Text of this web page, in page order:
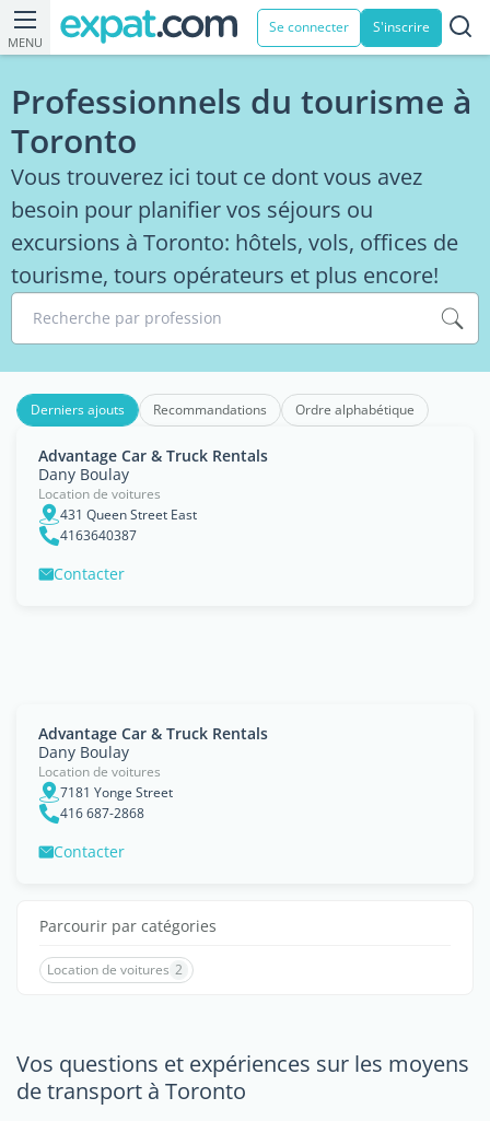
MENU
Se connecter S'inscrire
Professionnels du tourisme à
Toronto
Vous trouverez ici tout ce dont vous avez
besoin pour planifier vos séjours ou
excursions à Toronto: hôtels, vols, offices de
tourisme, tours opérateurs et plus encore!
Recherche par profession
Derniers ajouts Recommandations Ordre alphabétique
Advantage Car & Truck Rentals
Dany Boulay
Location de voitures
431 Queen Street East
4163640387
Contacter
Advantage Car & Truck Rentals
Dany Boulay
Location de voitures
7181 Yonge Street
416 687-2868
Contacter
Parcourir par catégories
Location de voitures 2
Vos questions et expériences sur les moyens
de transport à Toronto